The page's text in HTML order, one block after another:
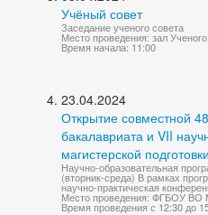
Учёный совет
Заседание ученого совета
Место проведения: зал
Время начала: 11:00
23.04.2024
Открытие совместной
бакалавриата и VII
магистерской
Научно-образовательная
(вторник-среда) В рамках
научно-практическая
Место проведения: ФГБОУ
Время проведения с 12:30 до